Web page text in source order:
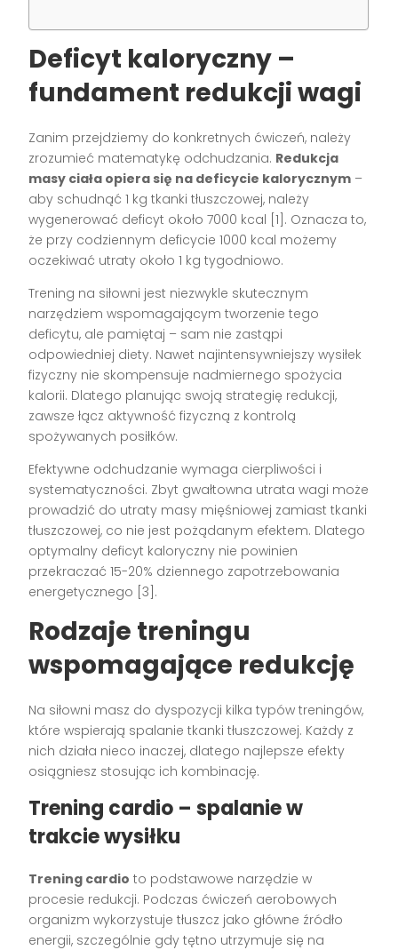
Deficyt kaloryczny –
fundament redukcji wagi
Zanim przejdziemy do konkretnych ćwiczeń, należy
zrozumieć matematykę odchudzania. Redukcja
masy ciała opiera się na deficycie kalorycznym –
aby schudnąć 1 kg tkanki tłuszczowej, należy
wygenerować deficyt około 7000 kcal [1]. Oznacza to,
że przy codziennym deficycie 1000 kcal możemy
oczekiwać utraty około 1 kg tygodniowo.
Trening na siłowni jest niezwykle skutecznym
narzędziem wspomagającym tworzenie tego
deficytu, ale pamiętaj – sam nie zastąpi
odpowiedniej diety. Nawet najintensywniejszy wysiłek
fizyczny nie skompensuje nadmiernego spożycia
kalorii. Dlatego planując swoją strategię redukcji,
zawsze łącz aktywność fizyczną z kontrolą
spożywanych posiłków.
Efektywne odchudzanie wymaga cierpliwości i
systematyczności. Zbyt gwałtowna utrata wagi może
prowadzić do utraty masy mięśniowej zamiast tkanki
tłuszczowej, co nie jest pożądanym efektem. Dlatego
optymalny deficyt kaloryczny nie powinien
przekraczać 15-20% dziennego zapotrzebowania
energetycznego [3].
Rodzaje treningu
wspomagające redukcję
Na siłowni masz do dyspozycji kilka typów treningów,
które wspierają spalanie tkanki tłuszczowej. Każdy z
nich działa nieco inaczej, dlatego najlepsze efekty
osiągniesz stosując ich kombinację.
Trening cardio – spalanie w
trakcie wysiłku
Trening cardio to podstawowe narzędzie w
procesie redukcji. Podczas ćwiczeń aerobowych
organizm wykorzystuje tłuszcz jako główne źródło
energii, szczególnie gdy tętno utrzymuje się na